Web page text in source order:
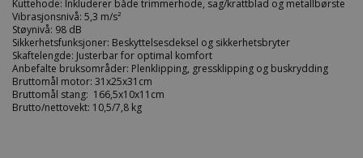
Kuttehode: Inkluderer både trimmerhode, sag/krattblad og metallbørste
Vibrasjonsnivå: 5,3 m/s²
Støynivå: 98 dB
Sikkerhetsfunksjoner: Beskyttelsesdeksel og sikkerhetsbryter
Skaftelengde: Justerbar for optimal komfort
Anbefalte bruksområder: Plenklipping, gressklipping og buskrydding
Bruttomål motor: 31x25x31cm
Bruttomål stang: 166,5x10x11cm
Brutto/nettovekt: 10,5/7,8 kg